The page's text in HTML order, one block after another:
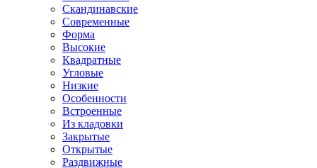
Скандинавские
Современные
Форма
Высокие
Квадратные
Угловые
Низкие
Особенности
Встроенные
Из кладовки
Закрытые
Открытые
Раздвижные